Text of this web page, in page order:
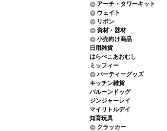
アーチ・タワーキット
ウェイト
リボン
資材・器材
小売向け商品
日用雑貨
はらぺこあおむし
ミッフィー
パーティーグッズ
キッチン雑貨
バルーンドッグ
ジンジャーレイ
マイリトルデイ
知育玩具
クラッカー